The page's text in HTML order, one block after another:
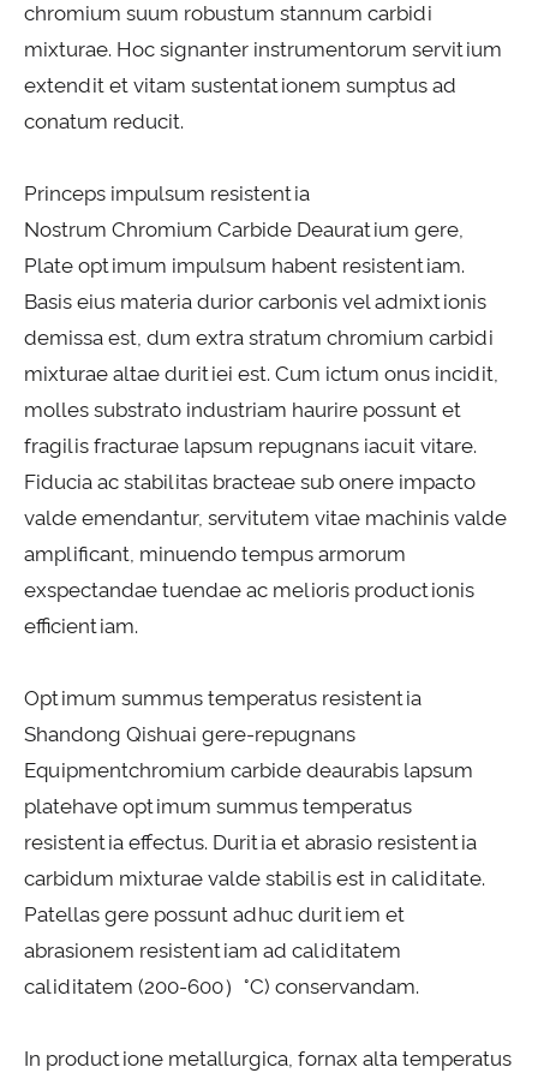
chromium suum robustum stannum carbidi
mixturae. Hoc signanter instrumentorum servitium
extendit et vitam sustentationem sumptus ad
conatum reducit.
Princeps impulsum resistentia
Nostrum Chromium Carbide Deauratium gere,
Plate optimum impulsum habent resistentiam.
Basis eius materia durior carbonis vel admixtionis
demissa est, dum extra stratum chromium carbidi
mixturae altae duritiei est. Cum ictum onus incidit,
molles substrato industriam haurire possunt et
fragilis fracturae lapsum repugnans iacuit vitare.
Fiducia ac stabilitas bracteae sub onere impacto
valde emendantur, servitutem vitae machinis valde
amplificant, minuendo tempus armorum
exspectandae tuendae ac melioris productionis
efficientiam.
Optimum summus temperatus resistentia
Shandong Qishuai gere-repugnans
Equipmentchromium carbide deaurabis lapsum
platehave optimum summus temperatus
resistentia effectus. Duritia et abrasio resistentia
carbidum mixturae valde stabilis est in caliditate.
Patellas gere possunt adhuc duritiem et
abrasionem resistentiam ad caliditatem
caliditatem (200-600）°C) conservandam.
In productione metallurgica, fornax alta temperatus